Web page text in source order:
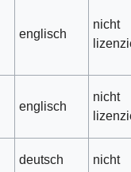
englisch
nicht
englisch
nicht
deutsch nicht